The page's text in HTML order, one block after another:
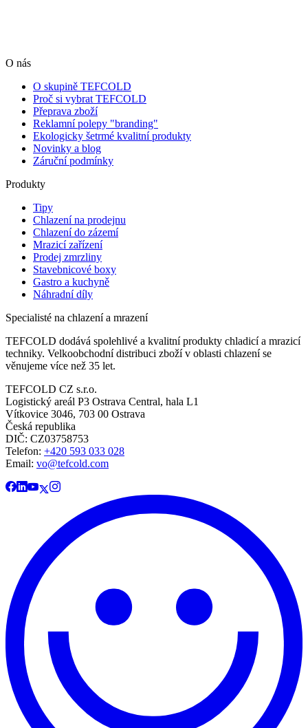
O nás
O skupině TEFCOLD
Proč si vybrat TEFCOLD
Přeprava zboží
Reklamní polepy "branding"
Ekologicky šetrmé kvalitní produkty
Novinky a blog
Záruční podmínky
Produkty
Tipy
Chlazení na prodejnu
Chlazení do zázemí
Mrazicí zařízení
Prodej zmrzliny
Stavebnicové boxy
Gastro a kuchyně
Náhradní díly
Specialisté na chlazení a mrazení
TEFCOLD dodává spolehlivé a kvalitní produkty chladicí a mrazicí
techniky. Velkoobchodní distribuci zboží v oblasti chlazení se
věnujeme více než 35 let.
TEFCOLD CZ s.r.o.
Logistický areál P3 Ostrava Central, hala L1
Vítkovice 3046, 703 00 Ostrava
Česká republika
DIČ: CZ03758753​​​​​​
Telefon: +420 593 033 028
Email: vo@tefcold.com